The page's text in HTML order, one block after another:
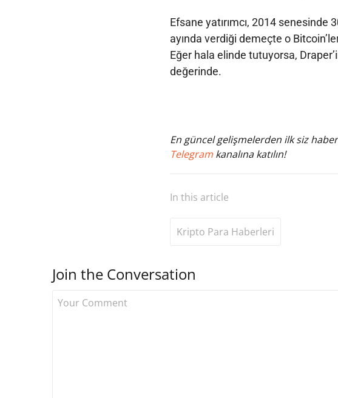
Efsane yatırımcı, 2014 senesinde
ayında verdiği demeçte o
Eğer hala elinde tutuyorsa,
değerinde.
En güncel gelişmelerden ilk siz
Telegram kanalına katılın!
In this article
Kripto Para Haberleri
Join the Conversation